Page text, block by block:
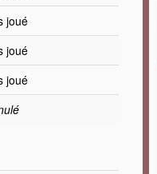
joué
joué
joué